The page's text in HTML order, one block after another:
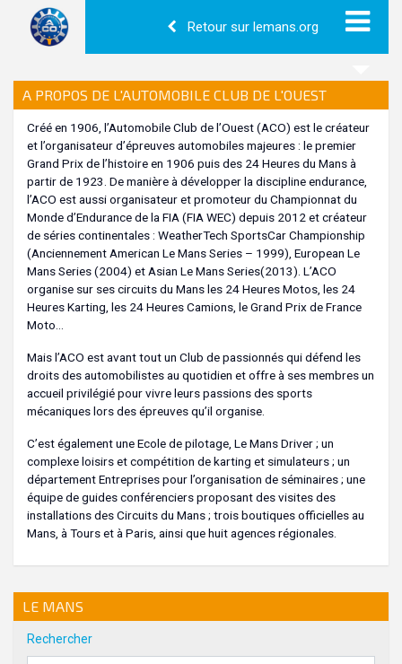
Retour sur lemans.org
A PROPOS DE L'AUTOMOBILE CLUB DE L'OUEST
Créé en 1906, l’Automobile Club de l’Ouest (ACO) est le créateur
et l’organisateur d’épreuves automobiles majeures : le premier
Grand Prix de l’histoire en 1906 puis des 24 Heures du Mans à
partir de 1923. De manière à développer la discipline endurance,
l’ACO est aussi organisateur et promoteur du Championnat du
Monde d’Endurance de la FIA (FIA WEC) depuis 2012 et créateur
de séries continentales : WeatherTech SportsCar Championship
(Anciennement American Le Mans Series – 1999), European Le
Mans Series (2004) et Asian Le Mans Series(2013). L’ACO
organise sur ses circuits du Mans les 24 Heures Motos, les 24
Heures Karting, les 24 Heures Camions, le Grand Prix de France
Moto…
Mais l’ACO est avant tout un Club de passionnés qui défend les
droits des automobilistes au quotidien et offre à ses membres un
accueil privilégié pour vivre leurs passions des sports
mécaniques lors des épreuves qu’il organise.
C’est également une Ecole de pilotage, Le Mans Driver ; un
complexe loisirs et compétition de karting et simulateurs ; un
département Entreprises pour l’organisation de séminaires ; une
équipe de guides conférenciers proposant des visites des
installations des Circuits du Mans ; trois boutiques officielles au
Mans, à Tours et à Paris, ainsi que huit agences régionales.
LE MANS
Rechercher